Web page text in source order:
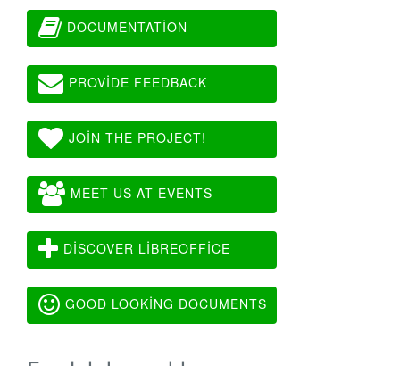
DOCUMENTATION
PROVIDE FEEDBACK
JOIN THE PROJECT!
MEET US AT EVENTS
DISCOVER LIBREOFFICE
GOOD LOOKING DOCUMENTS